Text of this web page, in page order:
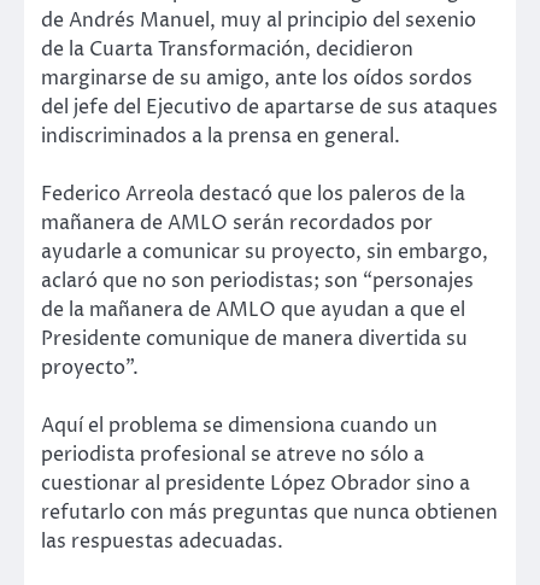
de Andrés Manuel, muy al principio del sexenio
de la Cuarta Transformación, decidieron
marginarse de su amigo, ante los oídos sordos
del jefe del Ejecutivo de apartarse de sus ataques
indiscriminados a la prensa en general.
Federico Arreola destacó que los paleros de la
mañanera de AMLO serán recordados por
ayudarle a comunicar su proyecto, sin embargo,
aclaró que no son periodistas; son “personajes
de la mañanera de AMLO que ayudan a que el
Presidente comunique de manera divertida su
proyecto”.
Aquí el problema se dimensiona cuando un
periodista profesional se atreve no sólo a
cuestionar al presidente López Obrador sino a
refutarlo con más preguntas que nunca obtienen
las respuestas adecuadas.